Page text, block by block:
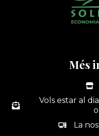
Més
Vols estar al
La